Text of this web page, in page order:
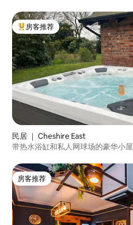
热门「房客推荐」
房客推荐
民居 ｜ Cheshire East
带热水浴缸和私人网球场的豪华小屋
房客推荐
房客推荐